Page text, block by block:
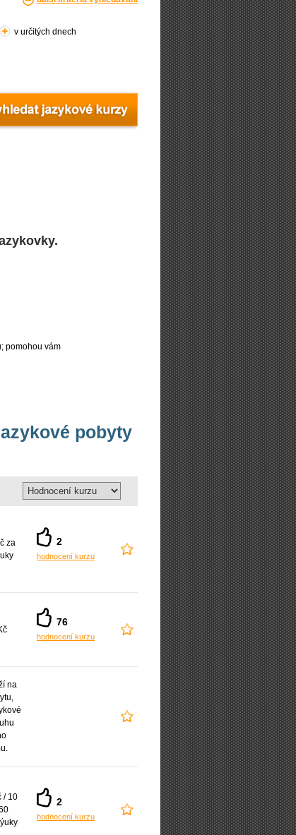
v určitých dnech
pomohou vám
pobyty
za
2
hodnocení kurzu
76
hodnocení kurzu
na
/ 10
2
hodnocení kurzu